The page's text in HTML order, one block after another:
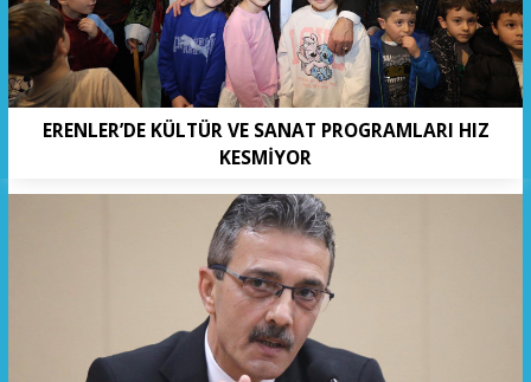
ERENLER’DE KÜLTÜR VE SANAT PROGRAMLARI HIZ
KESMİYOR